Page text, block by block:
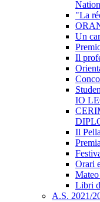
"La
Un
Il
IO
Il
Orari
Libri
A.S. 2021/